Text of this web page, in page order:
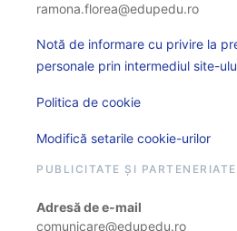
ramona.florea@edupedu.ro
Notă de informare cu privire la
personale prin intermediul site-
Politica de cookie
Modifică setarile cookie-urilor
PUBLICITATE ȘI PARTENERIATE
Adresă de e-mail
comunicare@edupedu.ro